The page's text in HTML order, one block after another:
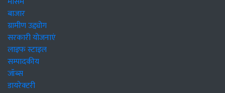
बाजार
ग्रामीण उद्द्योग
सरकारी योजनाएं
लाइफ स्टाइल
सम्पादकीय
जॉब्स
डायरेक्टरी